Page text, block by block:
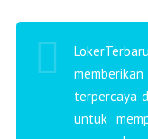
terpercaya
untuk